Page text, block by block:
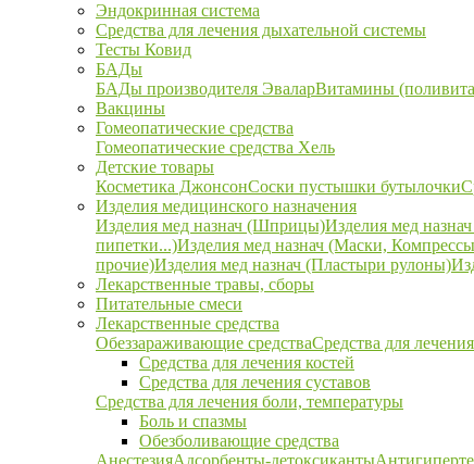
Эндокринная система
Средства для лечения дыхательной системы
Тесты Ковид
БАДы
БАДы производителя ЭваларВитамины
Вакцины
Гомеопатические средства
Гомеопатические средства Хель
Детские товары
Косметика ДжонсонСоски пустышки бутылочки
Изделия медицинского назначения
Изделия мед назнач (Шприцы)Изделия мед
пипетки...)Изделия мед назнач (Маски,
прочие)Изделия мед назнач (Пластыри рулоны)
Лекарственные травы, сборы
Питательные смеси
Лекарственные средства
Обеззараживающие средстваСредства для
Средства для лечения костей
Средства для лечения суставов
Средства для лечения боли, температуры
Боль и спазмы
Обезболивающие средства